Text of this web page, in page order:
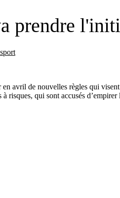
prendre
avril de nouvelles règles qui
risques, qui sont accusés